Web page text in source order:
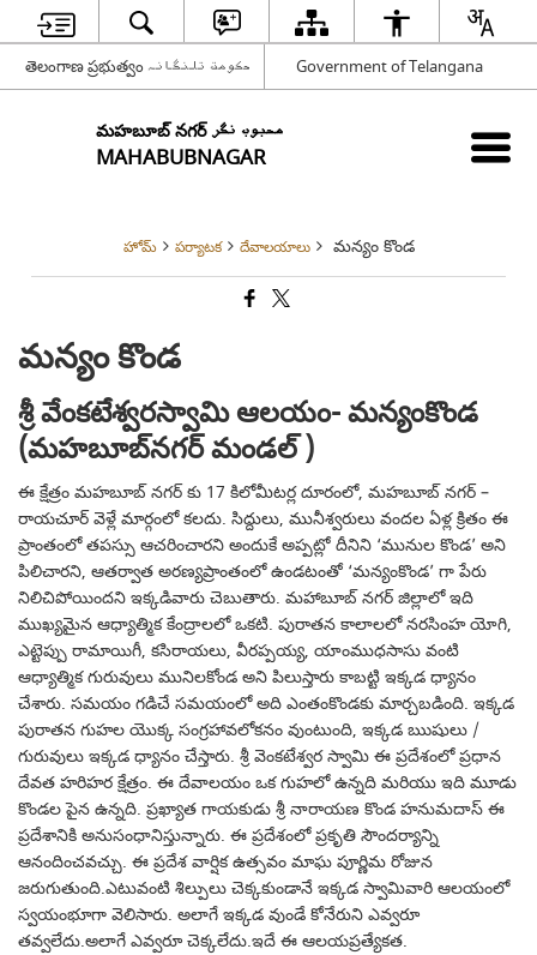
తెలంగాణ ప్రభుత్వం حکومت تلنگانہ Government of Telangana
మహబూబ్ నగర్ محبوب نگر
MAHABUBNAGAR
హోమ్ పర్యాటక దేవాలయాలు మన్యం కొండ
మన్యం కొండ
శ్రీ వేంకటేశ్వరస్వామి ఆలయం- మన్యంకొండ
(మహబూబ్‌నగర్‌మండల్ )
ఈ క్షేత్రం మహబూబ్ నగర్ కు 17 కిలోమీటర్ల దూరంలో, మహబూబ్ నగర్ –
రాయచూర్ వెళ్లే మార్గంలో కలదు. సిద్దులు, మునీశ్వరులు వందల ఏళ్ల క్రితం ఈ
ప్రాంతంలో తపస్సు ఆచరించారని అందుకే అప్పట్లో దీనిని ‘మునుల కొండ’ అని
పిలిచారని, ఆతర్వాత అరణ్యప్రాంతంలో ఉండటంతో ‘మన్యంకొండ’ గా పేరు
నిలిచిపోయిందని ఇక్కడివారు చెబుతారు. మహాబూబ్ నగర్ జిల్లాలో ఇది
ముఖ్యమైన ఆధ్యాత్మిక కేంద్రాలలో ఒకటి. పురాతన కాలాలలో నరసింహ యోగి,
ఎట్టెప్పు రామాయిగీ, కసిరాయలు, వీరప్పయ్య, యాంముధసాసు వంటి
ఆధ్యాత్మిక గురువులు మునిలకోండ అని పిలుస్తారు కాబట్టి ఇక్కడ ధ్యానం
చేశారు. సమయం గడిచే సమయంలో అది ఎంతంకొండకు మార్చబడింది. ఇక్కడ
పురాతన గుహల యొక్క సంగ్రహావలోకనం వుంటుంది, ఇక్కడ ఋషులు /
గురువులు ఇక్కడ ధ్యానం చేస్తారు. శ్రీ వెంకటేశ్వర స్వామి ఈ ప్రదేశంలో ప్రధాన
దేవత హరిహర క్షేత్రం. ఈ దేవాలయం ఒక గుహలో ఉన్నది మరియు ఇది మూడు
కొండల పైన ఉన్నది. ప్రఖ్యాత గాయకుడు శ్రీ నారాయణ కొండ హనుమదాస్ ఈ
ప్రదేశానికి అనుసంధానిస్తున్నారు. ఈ ప్రదేశంలో ప్రకృతి సౌందర్యాన్ని
ఆనందించవచ్చు. ఈ ప్రదేశ వార్షిక ఉత్సవం మాఘ పూర్ణిమ రోజున
జరుగుతుంది.ఎటువంటి శిల్పులు చెక్కకుండానే ఇక్కడ స్వామివారి ఆలయంలో
స్వయంభూగా వెలిసారు. అలాగే ఇక్కడ వుండే కోనేరుని ఎవ్వరూ
తవ్వలేదు.అలాగే ఎవ్వరూ చెక్కలేదు.ఇదే ఈ ఆలయప్రత్యేకత.